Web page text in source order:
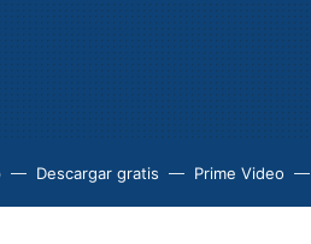
Descargar gratis Prime Video